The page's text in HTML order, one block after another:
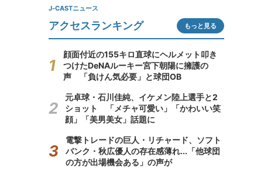
J-CASTニュース
アクセスランキング もっと見る
顔面付近の155キロ直球にヘルメット叩き
つけたDeNAルーキー宮下朝陽に擁護の
声 「負けん気必要」と球団OB
元卓球・石川佳純、イケメン陸上選手と2
ショット 「メチャ可愛い」「かわいい笑
顔」「美男美女」話題に
電撃トレードの巨人・リチャード、ソフト
バンク・秋広優人の存在感薄れ...「他球団
の方が出場機会ある」の声が